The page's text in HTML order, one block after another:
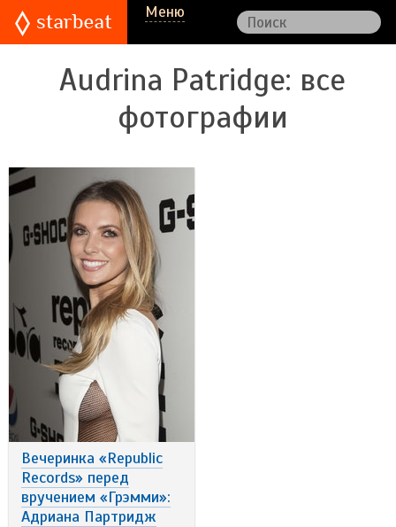
Меню
Audrina Patridge: все
фотографии
Вечеринка «Republic
Records» перед
вручением «Грэмми»:
Адриана Партридж